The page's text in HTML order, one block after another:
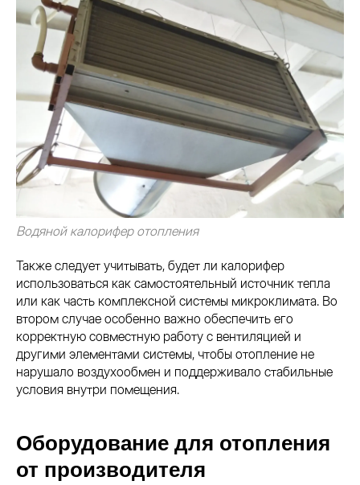
Водяной калорифер отопления
Также следует учитывать, будет ли калорифер
использоваться как самостоятельный источник тепла
или как часть комплексной системы микроклимата. Во
втором случае особенно важно обеспечить его
корректную совместную работу с вентиляцией и
другими элементами системы, чтобы отопление не
нарушало воздухообмен и поддерживало стабильные
условия внутри помещения.
Оборудование для отопления
от производителя